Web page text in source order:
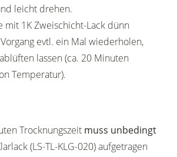
leicht drehen.
mit 1K Zweischicht-Lack dünn
evtl. ein Mal wiederholen,
lassen (ca. 20 Minuten
Temperatur).
Trocknungszeit muss unbedingt
(LS-TL-KLG-020) aufgetragen